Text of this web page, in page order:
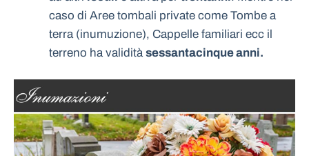
caso di Aree tombali private come Tombe a
terra (inumuzione), Cappelle familiari ecc il
terreno ha validitàsessantacinque anni.